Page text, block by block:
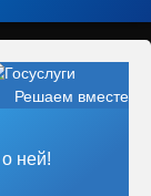
Решаем вместе
не
ней!